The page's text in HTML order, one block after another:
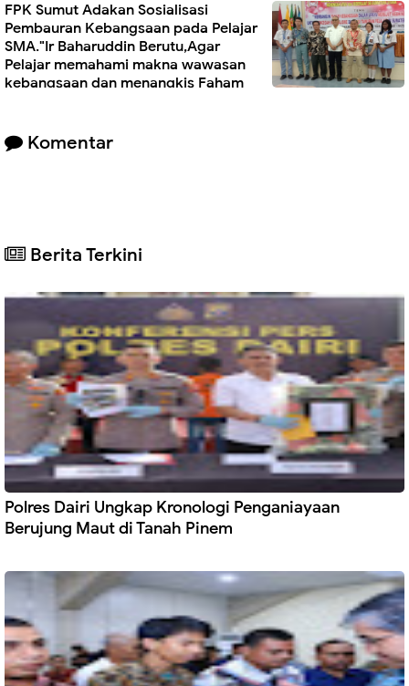
FPK Sumut Adakan Sosialisasi
Pembauran Kebangsaan pada Pelajar
SMA."Ir Baharuddin Berutu,Agar
Pelajar memahami makna wawasan
kebangsaan dan menangkis Faham
Komentar
Berita Terkini
Polres Dairi Ungkap Kronologi Penganiayaan
Berujung Maut di Tanah Pinem